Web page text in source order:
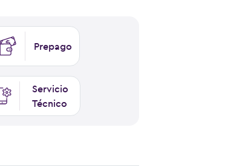
Prepago
Servicio
Técnico